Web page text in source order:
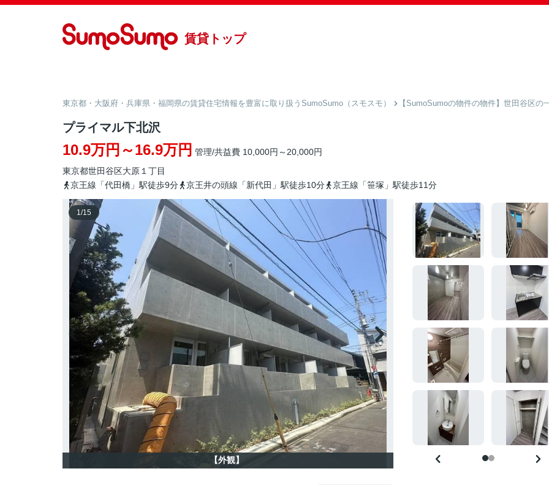
賃貸トップ
東京都・大阪府・兵庫県・福岡県の賃貸住宅情報を豊富に取り扱うSumoSumo（スモスモ） 【SumoSumoの物件の物件】世田谷区の
プライマル下北沢
10.9万円～16.9万円 管理/共益費 10,000円～20,000円
東京都世田谷区大原 １丁目
京王線「代田橋」駅徒歩9分
京王井の頭線「新代田」駅徒歩10分 京王線「笹塚」駅徒歩11分
1/15
【外観】